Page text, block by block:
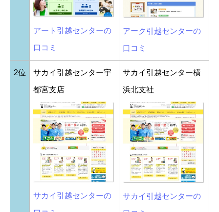
アート引越センターの
口コミ
アーク引越センターの
口コミ
2位 サカイ引越センター宇
都宮支店
サカイ引越センターの
サカイ引越センター横
浜北支社
サカイ引越センターの